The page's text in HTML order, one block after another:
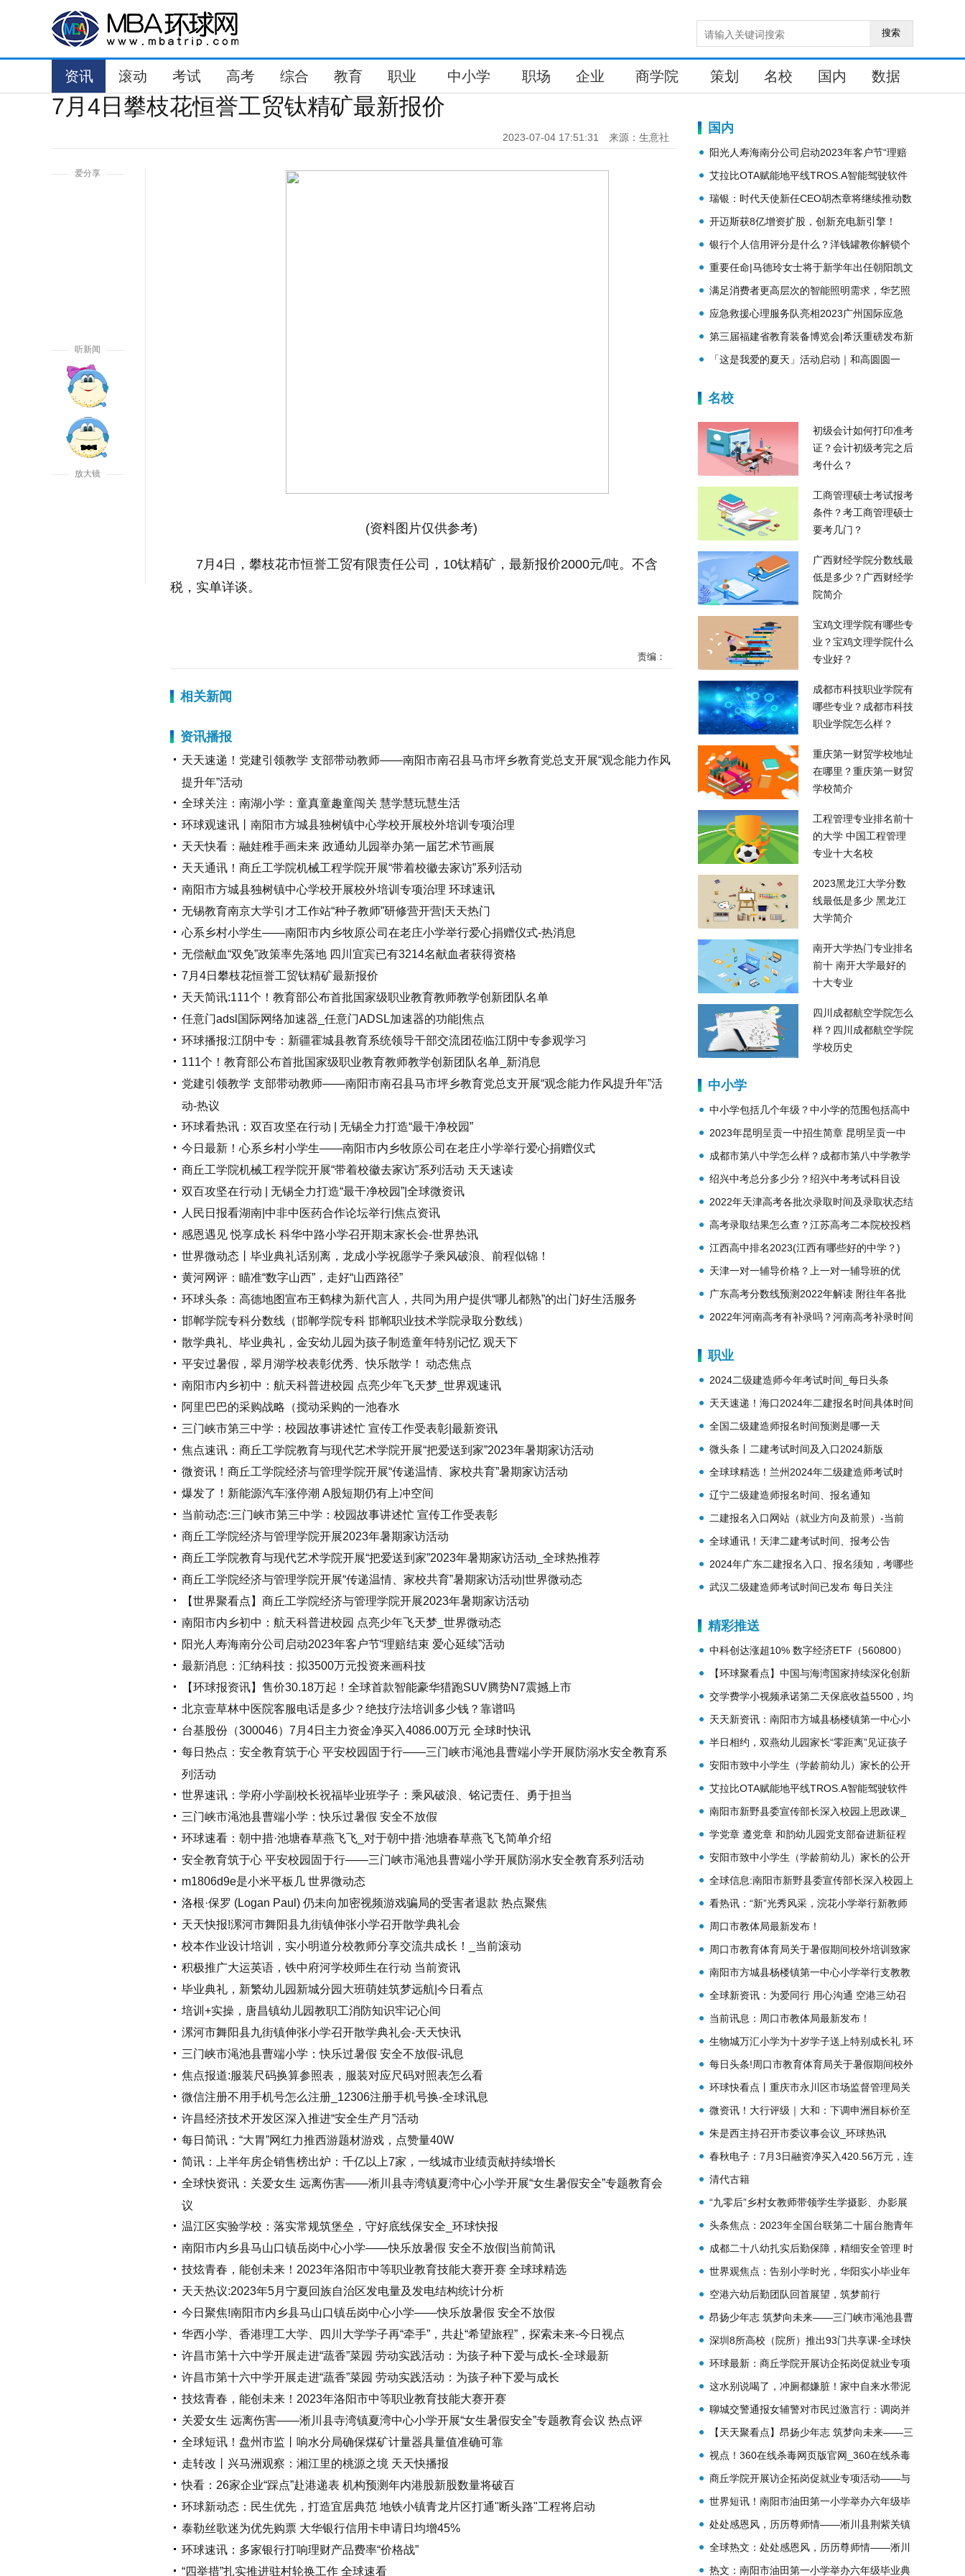
搜索
资讯 滚动 考试 高考 综合 教育 职业 中小学 职场 企业 商学院 策划 名校 国内 数据
7月4日攀枝花恒誉工贸钛精矿最新报价
2023-07-04 17:51:31 来源：生意社
爱分享
听新闻
放大镜
(资料图片仅供参考)
7月4日，攀枝花市恒誉工贸有限责任公司，10钛精矿，最新报价2000元/吨。不含
税，实单详谈。
责编：
相关新闻
资讯播报
天天速递！党建引领教学 支部带动教师——南阳市南召县马市坪乡教育党总支开展“观念能力作风
提升年”活动
全球关注：南湖小学：童真童趣童闯关 慧学慧玩慧生活
环球观速讯丨南阳市方城县独树镇中心学校开展校外培训专项治理
天天快看：融娃稚手画未来 政通幼儿园举办第一届艺术节画展
天天通讯！商丘工学院机械工程学院开展“带着校徽去家访”系列活动
南阳市方城县独树镇中心学校开展校外培训专项治理 环球速讯
无锡教育南京大学引才工作站“种子教师”研修营开营|天天热门
心系乡村小学生——南阳市内乡牧原公司在老庄小学举行爱心捐赠仪式-热消息
无偿献血“双免”政策率先落地 四川宜宾已有3214名献血者获得资格
7月4日攀枝花恒誉工贸钛精矿最新报价
天天简讯:111个！教育部公布首批国家级职业教育教师教学创新团队名单
任意门adsl国际网络加速器_任意门ADSL加速器的功能|焦点
环球播报:江阴中专：新疆霍城县教育系统领导干部交流团莅临江阴中专参观学习
111个！教育部公布首批国家级职业教育教师教学创新团队名单_新消息
党建引领教学 支部带动教师——南阳市南召县马市坪乡教育党总支开展“观念能力作风提升年”活
动-热议
环球看热讯：双百攻坚在行动 | 无锡全力打造“最干净校园”
今日最新！心系乡村小学生——南阳市内乡牧原公司在老庄小学举行爱心捐赠仪式
商丘工学院机械工程学院开展“带着校徽去家访”系列活动 天天速读
双百攻坚在行动 | 无锡全力打造“最干净校园”|全球微资讯
人民日报看湖南|中非中医药合作论坛举行|焦点资讯
感恩遇见 悦享成长 科华中路小学召开期末家长会-世界热讯
世界微动态丨毕业典礼话别离，龙成小学祝愿学子乘风破浪、前程似锦！
黄河网评：瞄准“数字山西”，走好“山西路径”
环球头条：高德地图宣布王鹤棣为新代言人，共同为用户提供“哪儿都熟”的出门好生活服务
邯郸学院专科分数线（邯郸学院专科 邯郸职业技术学院录取分数线）
散学典礼、毕业典礼，金安幼儿园为孩子制造童年特别记忆 观天下
平安过暑假，翠月湖学校表彰优秀、快乐散学！ 动态焦点
南阳市内乡初中：航天科普进校园 点亮少年飞天梦_世界观速讯
阿里巴巴的采购战略（搅动采购的一池春水
三门峡市第三中学：校园故事讲述忙 宣传工作受表彰|最新资讯
焦点速讯：商丘工学院教育与现代艺术学院开展“把爱送到家”2023年暑期家访活动
微资讯！商丘工学院经济与管理学院开展“传递温情、家校共育”暑期家访活动
爆发了！新能源汽车涨停潮 A股短期仍有上冲空间
当前动态:三门峡市第三中学：校园故事讲述忙 宣传工作受表彰
商丘工学院经济与管理学院开展2023年暑期家访活动
商丘工学院教育与现代艺术学院开展“把爱送到家”2023年暑期家访活动_全球热推荐
商丘工学院经济与管理学院开展“传递温情、家校共育”暑期家访活动|世界微动态
【世界聚看点】商丘工学院经济与管理学院开展2023年暑期家访活动
南阳市内乡初中：航天科普进校园 点亮少年飞天梦_世界微动态
阳光人寿海南分公司启动2023年客户节“理赔结束 爱心延续”活动
最新消息：汇纳科技：拟3500万元投资来画科技
【环球报资讯】售价30.18万起！全球首款智能豪华猎跑SUV腾势N7震撼上市
北京壹草林中医院客服电话是多少？绝技疗法培训多少钱？靠谱吗
台基股份（300046）7月4日主力资金净买入4086.00万元 全球时快讯
每日热点：安全教育筑于心 平安校园固于行——三门峡市渑池县曹端小学开展防溺水安全教育系
列活动
世界速讯：学府小学副校长祝福毕业班学子：乘风破浪、铭记责任、勇于担当
三门峡市渑池县曹端小学：快乐过暑假 安全不放假
环球速看：朝中措·池塘春草燕飞飞_对于朝中措·池塘春草燕飞飞简单介绍
安全教育筑于心 平安校园固于行——三门峡市渑池县曹端小学开展防溺水安全教育系列活动
m1806d9e是小米平板几 世界微动态
洛根·保罗 (Logan Paul) 仍未向加密视频游戏骗局的受害者退款 热点聚焦
天天快报!漯河市舞阳县九街镇伸张小学召开散学典礼会
校本作业设计培训，实小明道分校教师分享交流共成长！_当前滚动
积极推广大运英语，铁中府河学校师生在行动 当前资讯
毕业典礼，新繁幼儿园新城分园大班萌娃筑梦远航|今日看点
培训+实操，唐昌镇幼儿园教职工消防知识牢记心间
漯河市舞阳县九街镇伸张小学召开散学典礼会-天天快讯
三门峡市渑池县曹端小学：快乐过暑假 安全不放假-讯息
焦点报道:服装尺码换算参照表，服装对应尺码对照表怎么看
微信注册不用手机号怎么注册_12306注册手机号换-全球讯息
许昌经济技术开发区深入推进“安全生产月”活动
每日简讯：“大胃”网红力推西游题材游戏，点赞量40W
简讯：上半年房企销售榜出炉：千亿以上7家，一线城市业绩贡献持续增长
全球快资讯：关爱女生 远离伤害——淅川县寺湾镇夏湾中心小学开展“女生暑假安全”专题教育会
议
温江区实验学校：落实常规筑堡垒，守好底线保安全_环球快报
南阳市内乡县马山口镇岳岗中心小学——快乐放暑假 安全不放假|当前简讯
技炫青春，能创未来！2023年洛阳市中等职业教育技能大赛开赛 全球球精选
天天热议:2023年5月宁夏回族自治区发电量及发电结构统计分析
今日聚焦!南阳市内乡县马山口镇岳岗中心小学——快乐放暑假 安全不放假
华西小学、香港理工大学、四川大学学子再“牵手”，共赴“希望旅程”，探索未来-今日视点
许昌市第十六中学开展走进“蔬香”菜园 劳动实践活动：为孩子种下爱与成长-全球最新
许昌市第十六中学开展走进“蔬香”菜园 劳动实践活动：为孩子种下爱与成长
技炫青春，能创未来！2023年洛阳市中等职业教育技能大赛开赛
关爱女生 远离伤害——淅川县寺湾镇夏湾中心小学开展“女生暑假安全”专题教育会议 热点评
全球短讯！盘州市监丨响水分局确保煤矿计量器具量值准确可靠
走转改丨兴马洲观察：湘江里的桃源之境 天天快播报
快看：26家企业“踩点”赴港递表 机构预测年内港股新股数量将破百
环球新动态：民生优先，打造宜居典范 地铁小镇青龙片区打通"断头路"工程将启动
泰勒丝歌迷为优先购票 大华银行信用卡申请日均增45%
环球速讯：多家银行打响理财产品费率“价格战”
“四举措”扎实推进驻村轮换工作 全球速看
国内
阳光人寿海南分公司启动2023年客户节“理赔
结束 爱心延续”活动
艾拉比OTA赋能地平线TROS.A智能驾驶软件
生态持续进化
瑞银：时代天使新任CEO胡杰章将继续推动数
字化科技发展与国际化拓展
开迈斯获8亿增资扩股，创新充电新引擎！
银行个人信用评分是什么？洋钱罐教你解锁个
人征信“新玩法”
重要任命|马德玲女士将于新学年出任朝阳凯文
校长
满足消费者更高层次的智能照明需求，华艺照
明做对了什么
应急救援心理服务队亮相2023广州国际应急
展！圆心谱持续构建应急救援"心"模式
第三届福建省教育装备博览会|希沃重磅发布新
品，助力教育数字化转型
「这是我爱的夏天」活动启动｜和高圆圆一
名校
初级会计如何打印准考
证？会计初级考完之后
考什么？
工商管理硕士考试报考
条件？考工商管理硕士
要考几门？
广西财经学院分数线最
低是多少？广西财经学
院简介
宝鸡文理学院有哪些专
业？宝鸡文理学院什么
专业好？
成都市科技职业学院有
哪些专业？成都市科技
职业学院怎么样？
重庆第一财贸学校地址
在哪里？重庆第一财贸
学校简介
工程管理专业排名前十
的大学 中国工程管理
专业十大名校
2023黑龙江大学分数
线最低是多少 黑龙江
大学简介
南开大学热门专业排名
前十 南开大学最好的
十大专业
四川成都航空学院怎么
样？四川成都航空学院
学校历史
中小学
中小学包括几个年级？中小学的范围包括高中
吗？
2023年昆明呈贡一中招生简章 昆明呈贡一中
简介
成都市第八中学怎么样？成都市第八中学教学
理念？
绍兴中考总分多少分？绍兴中考考试科目设
置？
2022年天津高考各批次录取时间及录取状态结
果查询
高考录取结果怎么查？江苏高考二本院校投档
线公布
江西高中排名2023(江西有哪些好的中学？)
天津一对一辅导价格？上一对一辅导班的优
势？
广东高考分数线预测2022年解读 附往年各批
次分数线
2022年河南高考有补录吗？河南高考补录时间
职业
2024二级建造师今年考试时间_每日头条
天天速递！海口2024年二建报名时间具体时间
安排一览表
全国二级建造师报名时间预测是哪一天
微头条丨二建考试时间及入口2024新版
全球球精选！兰州2024年二级建造师考试时
间、考试政策，培训机构有哪些
辽宁二级建造师报名时间、报名通知
二建报名入口网站（就业方向及前景）-当前
播报
全球通讯！天津二建考试时间、报考公告
（2024年批次），证书含金量高吗
2024年广东二建报名入口、报名须知，考哪些
内容_看热讯
武汉二级建造师考试时间已发布 每日关注
精彩推送
中科创达涨超10% 数字经济ETF（560800）
快速上涨|全球通讯
【环球聚看点】中国与海湾国家持续深化创新
科技合作
交学费学小视频承诺第二天保底收益5500，均
无达到|环球播资讯
天天新资讯：南阳市方城县杨楼镇第一中心小
学举行支教教师欢送活动
半日相约，双燕幼儿园家长“零距离”见证孩子
成长！
安阳市致中小学生（学龄前幼儿）家长的公开
信
艾拉比OTA赋能地平线TROS.A智能驾驶软件
生态持续进化
南阳市新野县委宣传部长深入校园上思政课_
世界时讯
学党章 遵党章 和韵幼儿园党支部奋进新征程
快看点
安阳市致中小学生（学龄前幼儿）家长的公开
信|热点评
全球信息:南阳市新野县委宣传部长深入校园上
思政课
看热讯：“新”光秀风采，浣花小学举行新教师
才艺展示暨期末总结会
周口市教体局最新发布！
周口市教育体育局关于暑假期间校外培训致家
长的一封信
南阳市方城县杨楼镇第一中心小学举行支教教
师欢送活动 每日速读
全球新资讯：为爱同行 用心沟通 空港三幼召
开期末班级家长会
当前讯息：周口市教体局最新发布！
生物城万汇小学为十岁学子送上特别成长礼 环
球速讯
每日头条!周口市教育体育局关于暑假期间校外
培训致家长的一封信
环球快看点丨重庆市永川区市场监督管理局关
于不合格（问题）食品核查处置情况的通告
（2023第16期）
微资讯！大行评级｜大和：下调申洲目标价至
90港元 评级“买入”
朱是西主持召开市委议事会议_环球热讯
春秋电子：7月3日融资净买入420.56万元，连
续3日累计净买入1149.46万元
清代古籍
“九零后”乡村女教师带领学生学摄影、办影展
——让孩子发现美好
头条焦点：2023年全国台联第二十届台胞青年
千人夏令营重庆分营开营
成都二十八幼扎实后勤保障，精细安全管理 时
讯
世界观焦点：告别小学时光，华阳实小毕业年
级学子行致远、向未来！
空港六幼后勤团队回首展望，筑梦前行
昂扬少年志 筑梦向未来——三门峡市渑池县曹
端小学举行2023届六年级毕业典礼
深圳8所高校（院所）推出93门共享课-全球快
讯
环球最新：商丘学院开展访企拓岗促就业专项
活动——与康师傅控股集团达成战略合作意向
这水别说喝了，冲厕都嫌脏！家中自来水带泥
沙已有3周，供水单位：正排查
聊城交警通报女辅警对市民过激言行：调岗并
配合调查 世界今亮点
【天天聚看点】昂扬少年志 筑梦向未来——三
门峡市渑池县曹端小学举行2023届六年级毕业
典礼
视点！360在线杀毒网页版官网_360在线杀毒
网页版
商丘学院开展访企拓岗促就业专项活动——与
康师傅控股集团达成战略合作意向 微动态
世界短讯！南阳市油田第一小学举办六年级毕
业典礼
处处感恩风，历历尊师情——淅川县荆紫关镇
狮子沟小学举行“谢师礼”活动_天天百事通
全球热文：处处感恩风，历历尊师情——淅川
县荆紫关镇狮子沟小学举行“谢师礼”活动
热文：南阳市油田第一小学举办六年级毕业典